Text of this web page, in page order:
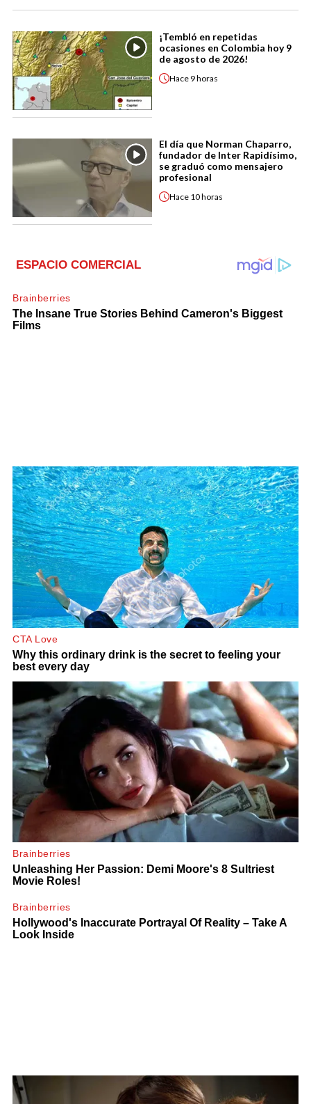
¡Tembló en repetidas
ocasiones en Colombia hoy 9
de agosto de 2026!
Hace 9 horas
El día que Norman Chaparro,
fundador de Inter Rapidísimo,
se graduó como mensajero
profesional
Hace 10 horas